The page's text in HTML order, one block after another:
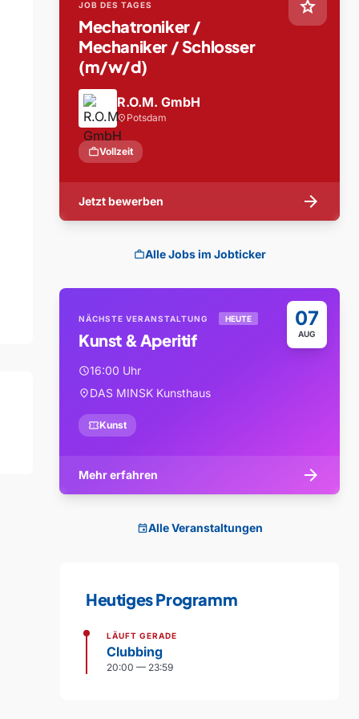
star
JOB DES TAGES
Mechatroniker /
Mechaniker / Schlosser
(m/w/d)
R.O.M. GmbH
location_on Potsdam
workVollzeit
Jetzt bewerben arrow_forward
workAlle Jobs im Jobticker
07
AUG
NÄCHSTE VERANSTALTUNG HEUTE
Kunst & Aperitif
schedule16:00 Uhr
location_onDAS MINSK Kunsthaus
confirmation_numberKunst
Mehr erfahren arrow_forward
eventAlle Veranstaltungen
Heutiges Programm
LÄUFT GERADE
Clubbing
20:00 — 23:59